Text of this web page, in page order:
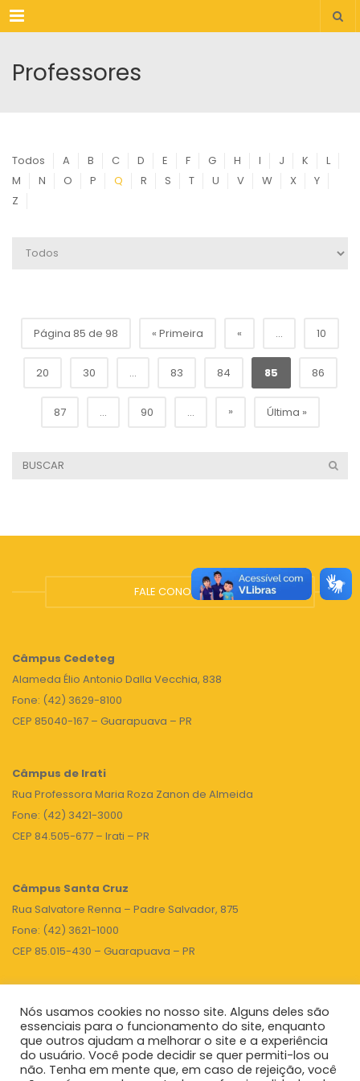
Menu
Professores
Todos A B C D E F G H I J K
L
M
N O P Q R S T U V W X
Y
Z
Página 85 de 98 « Primeira « ... 10
20 30 ... 83 84 85 86
87 ... 90 ... » Última »
FALE CONOSCO
Câmpus Cedeteg
Alameda Élio Antonio Dalla Vecchia, 838
Fone: (42) 3629-8100
CEP 85040-167 – Guarapuava – PR
Câmpus de Irati
Rua Professora Maria Roza Zanon de Almeida
Fone: (42) 3421-3000
CEP 84.505-677 – Irati – PR
Câmpus Santa Cruz
Rua Salvatore Renna – Padre Salvador, 875
Fone: (42) 3621-1000
CEP 85.015-430 – Guarapuava – PR
TOPO
Unicentro |Governo do Paraná|Seti| Agenda do Reitor
Nós usamos cookies no nosso site. Alguns deles são
essenciais para o funcionamento do site, enquanto
que outros ajudam a melhorar o site e a experiência
do usuário. Você pode decidir se quer permiti-los ou
não. Tenha em mente que, em caso de rejeição, você